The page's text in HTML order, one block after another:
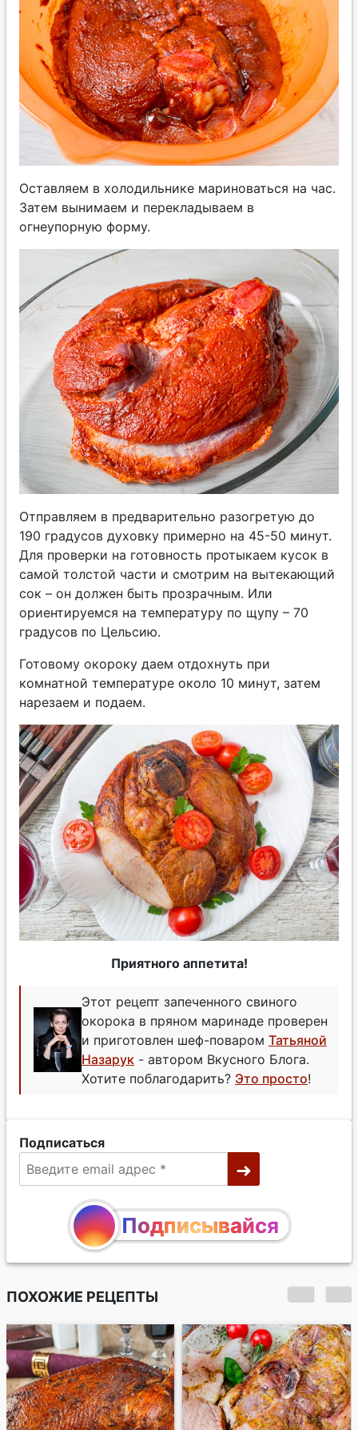
Оставляем в холодильнике мариноваться на час.
Затем вынимаем и перекладываем в
огнеупорную форму.
Отправляем в предварительно разогретую до
190 градусов духовку примерно на 45-50 минут.
Для проверки на готовность протыкаем кусок в
самой толстой части и смотрим на вытекающий
сок – он должен быть прозрачным. Или
ориентируемся на температуру по щупу – 70
градусов по Цельсию.
Готовому окороку даем отдохнуть при
комнатной температуре около 10 минут, затем
нарезаем и подаем.
Приятного аппетита!
Этот рецепт запеченного свиного
окорока в пряном маринаде проверен
и приготовлен шеф-поваром Татьяной
Назарук - автором Вкусного Блога.
Хотите поблагодарить? Это просто!
Подписаться
Подписывайся
ПОХОЖИЕ РЕЦЕПТЫ